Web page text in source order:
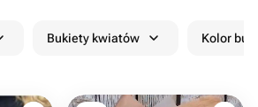
Bukiety kwiatów Kolor